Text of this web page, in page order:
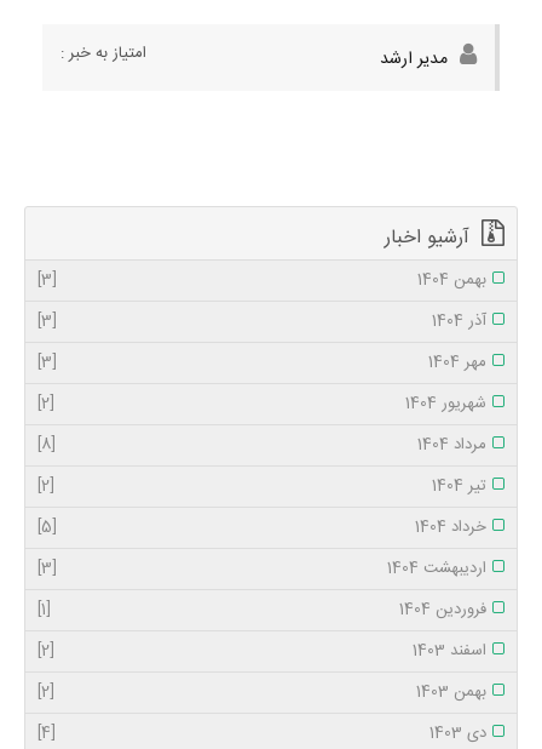
مدیر ارشد امتیاز به خبر :
آرشیو اخبار
بهمن 1404
[3]
آذر 1404
[3]
مهر 1404
[3]
شهریور 1404
[2]
مرداد 1404
[8]
تیر 1404
[2]
خرداد 1404
[5]
اردیبهشت 1404
[3]
فروردین 1404
[1]
اسفند 1403
[2]
بهمن 1403
[2]
دی 1403
[4]